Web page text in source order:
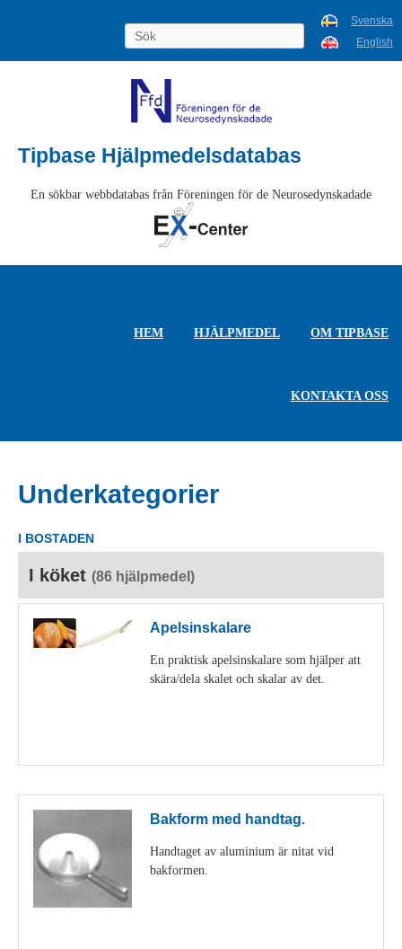
Svenska
English
Tipbase Hjälpmedelsdatabas
En sökbar webbdatabas från Föreningen för de Neurosedynskadade
HEM HJÄLPMEDEL OM TIPBASE
KONTAKTA OSS
Underkategorier
I BOSTADEN
I köket (86 hjälpmedel)
Apelsinskalare
En praktisk apelsinskalare som hjälper att
skära/dela skalet och skalar av det.
Bakform med handtag.
Handtaget av aluminium är nitat vid
bakformen.